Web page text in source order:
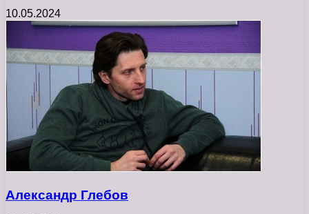
10.05.2024
Александр Глебов